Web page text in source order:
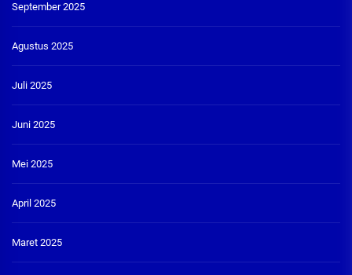
September 2025
Agustus 2025
Juli 2025
Juni 2025
Mei 2025
April 2025
Maret 2025